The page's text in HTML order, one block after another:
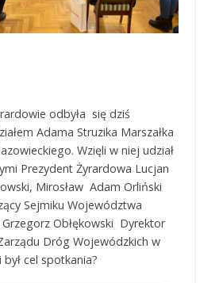
odbyła się dziś
Adama Struzika Marszałka
Wzięli w niej udział
Prezydent Żyrardowa Lucjan
Mirosław Adam Orliński
Sejmiku Województwa
Obłękowski Dyrektor
Dróg Wojewódzkich w
cel spotkania?